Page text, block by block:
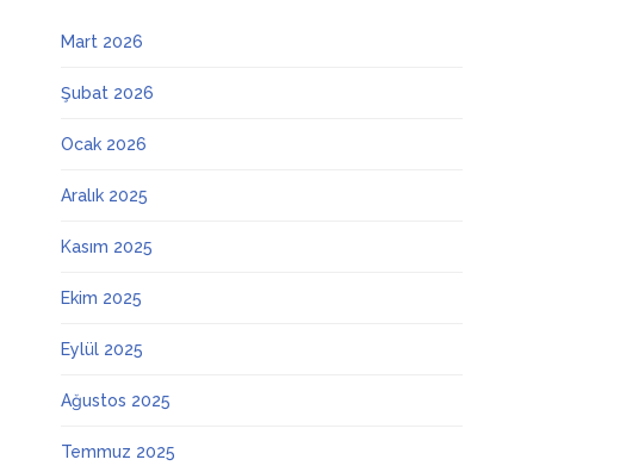
Mart 2026
Şubat 2026
Ocak 2026
Aralık 2025
Kasım 2025
Ekim 2025
Eylül 2025
Ağustos 2025
Temmuz 2025